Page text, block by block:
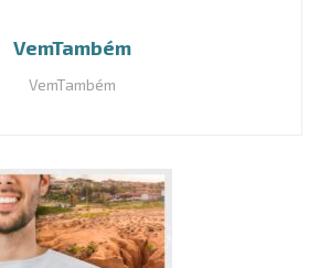
VemTambém
VemTambém